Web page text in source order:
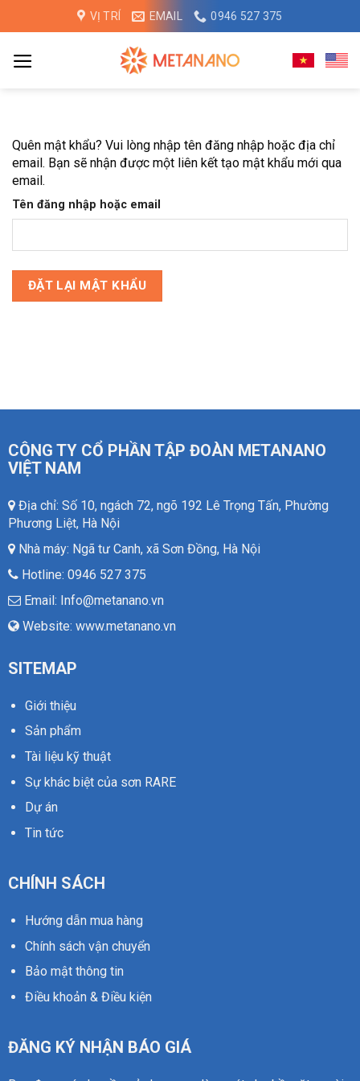
dung
VỊ TRÍ EMAIL 0946 527 375
Quên mật khẩu? Vui lòng nhập tên đăng nhập hoặc địa chỉ
email. Bạn sẽ nhận được một liên kết tạo mật khẩu mới qua
email.
Tên đăng nhập hoặc email
ĐẶT LẠI MẬT KHẨU
CÔNG TY CỔ PHẦN TẬP ĐOÀN METANANO
VIỆT NAM
Địa chỉ: Số 10, ngách 72, ngõ 192 Lê Trọng Tấn, Phường
Phương Liệt, Hà Nội
Nhà máy: Ngã tư Canh, xã Sơn Đồng, Hà Nội
Hotline: 0946 527 375
Email: Info@metanano.vn
Website: www.metanano.vn
SITEMAP
Giới thiệu
Sản phẩm
Tài liệu kỹ thuật
Sự khác biệt của sơn RARE
Dự án
Tin tức
CHÍNH SÁCH
Hướng dẫn mua hàng
Chính sách vận chuyển
Bảo mật thông tin
Điều khoản & Điều kiện
ĐĂNG KÝ NHẬN BÁO GIÁ